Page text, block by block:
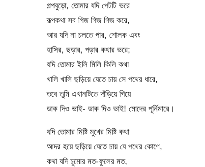
গল্পবুড়ো, তোমার যদি পেটটি ভরে
রূপকথা সব গিজ গিজ গিজ করে,
আর যদি না চলতে পার, শোলক এবং
হাসির, ছড়ার, পড়ার কথার ভরে;
যদি তোমার ইলি মিলি কিলি কথা
খালি খালি ছড়িয়ে যেতে চায় সে পথের ধারে,
তবে তুমি এখানটিতে দাঁড়িয়ে গিয়ে
ডাক দিও ভাই- ডাক দিও ভাই! মোদের পূর্নিমারে।
যদি তোমার মিষ্টি মুখের মিষ্টি কথা
আদর হয়ে ছড়িয়ে যেতে চায় যে পথের কোণে,
কথা যদি চুমোর মত-ফুলের মত,